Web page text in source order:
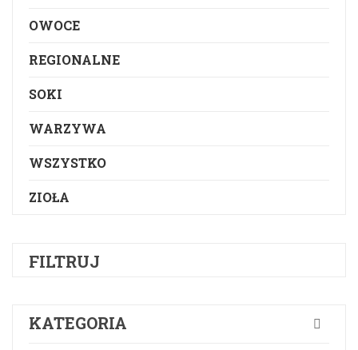
OWOCE
REGIONALNE
SOKI
WARZYWA
WSZYSTKO
ZIOŁA
FILTRUJ
KATEGORIA